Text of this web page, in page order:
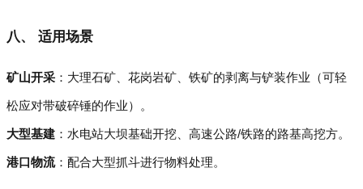
八、 适用场景
矿山开采 ：大理石矿、花岗岩矿、铁矿的剥离与铲装作业（可轻
松应对带破碎锤的作业）。
大型基建 ：水电站大坝基础开挖、高速公路/铁路的路基高挖方。
港口物流：配合大型抓斗进行物料处理。